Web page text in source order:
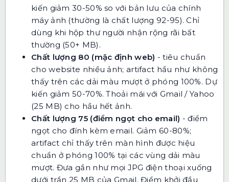
kiến giảm 30-50% so với bản lưu của chính
máy ảnh (thường là chất lượng 92-95). Chỉ
dùng khi hộp thư người nhận rộng rãi bất
thường (50+ MB).
Chất lượng 80 (mặc định web) - tiêu chuẩn
cho website nhiều ảnh; artifact hầu như không
thấy trên các dải màu mượt ở phóng 100%. Dự
kiến giảm 50-70%. Thoải mái với Gmail / Yahoo
(25 MB) cho hầu hết ảnh.
Chất lượng 75 (điểm ngọt cho email) - điểm
ngọt cho đính kèm email. Giảm 60-80%;
artifact chỉ thấy trên màn hình được hiệu
chuẩn ở phóng 100% tại các vùng dải màu
mượt. Đưa gần như mọi JPG điện thoại xuống
dưới trần 25 MB của Gmail. Điểm khởi đầu